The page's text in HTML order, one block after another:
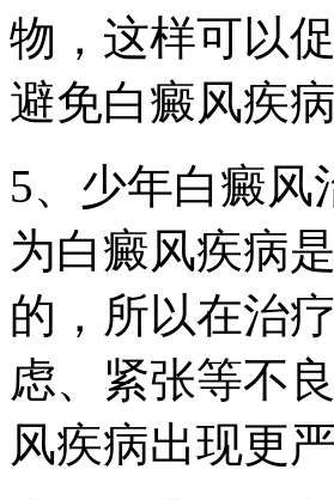
物，这样可以
避免白癜风疾
5、少年白癜风
为白癜风疾病
的，所以在治
虑、紧张等不
风疾病出现更